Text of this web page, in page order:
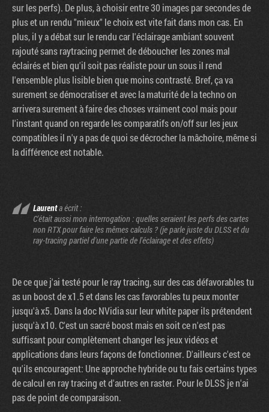
sur les perfs). De plus, à choisir entre 30 images par secondes de
plus et un rendu "mieux" le choix est vite fait dans mon cas. En
plus, il y a débat sur le rendu car l'éclairage ambiant souvent
rajouté sans raytracing permet de déboucher les zones mal
éclairés et bien qu'il soit pas réaliste pour un sous il rend
l'ensemble plus lisible bien que moins contrasté. Bref, ça va
surement se démocratiser et avec la maturité de la techno on
arrivera surement à faire des choses vraiment cool mais pour
l'instant quand on regarde les comparatifs on/off sur les jeux
compatibles il n'y a pas de quoi se décrocher la mâchoire, même si
la différence est notable.
Laurenta écrit :
C'était aussi mon interrogation : quelles seraient les perfs des cartes
non RTX pour faire les mêmes calculs ? (je parle juste du DLSS et du
ray-tracing partiel d'une partie de l'éclairage et des effets)
De ce que j'ai testé pour le ray tracing, sur des cas défavorables tu
as un boost de x1.5 et dans les cas favorables tu peux monter
jusqu'à x5. Dans la doc NVidia sur leur white paper ils prétendent
jusqu'à x10. C'est un sacré boost mais en soit ce n'est pas
suffisant pour complètement changer les jeux vidéos et
applications dans leurs façons de fonctionner. D'ailleurs c'est ce
qu'ils encouragent: Une approche hybride ou tu fais certains types
de calcul en ray tracing et d'autres en raster. Pour le DLSS je n'ai
pas de point de comparaison.